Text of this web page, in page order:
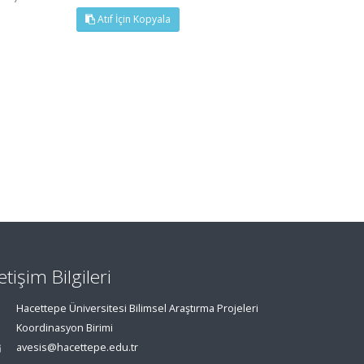
Atıf İçin Kopyala
Bilgileri
Hacettepe Üniversitesi Bilimsel Araştırma Projeleri
Koordinasyon Birimi
avesis@hacettepe.edu.tr